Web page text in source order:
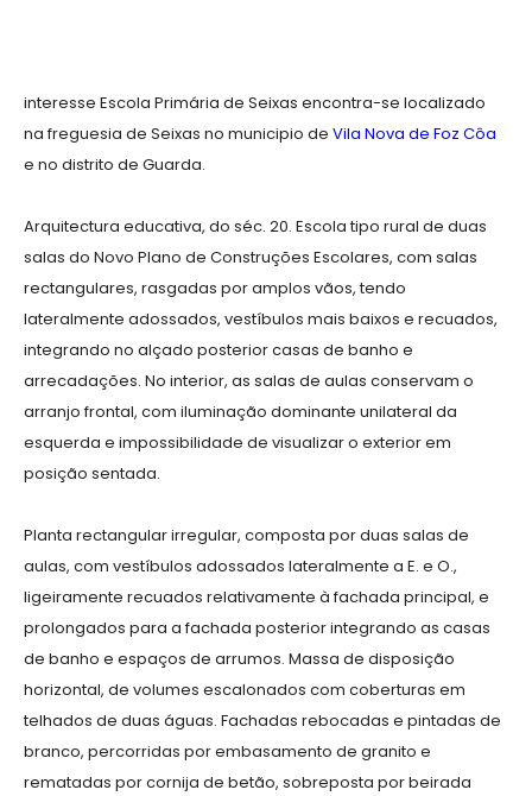
interesse Escola Primária de Seixas encontra-se localizado
na freguesia de Seixas no municipio de Vila Nova de Foz Côa
e no distrito de Guarda.
Arquitectura educativa, do séc. 20. Escola tipo rural de duas
salas do Novo Plano de Construções Escolares, com salas
rectangulares, rasgadas por amplos vãos, tendo
lateralmente adossados, vestíbulos mais baixos e recuados,
integrando no alçado posterior casas de banho e
arrecadações. No interior, as salas de aulas conservam o
arranjo frontal, com iluminação dominante unilateral da
esquerda e impossibilidade de visualizar o exterior em
posição sentada.
Planta rectangular irregular, composta por duas salas de
aulas, com vestíbulos adossados lateralmente a E. e O.,
ligeiramente recuados relativamente à fachada principal, e
prolongados para a fachada posterior integrando as casas
de banho e espaços de arrumos. Massa de disposição
horizontal, de volumes escalonados com coberturas em
telhados de duas águas. Fachadas rebocadas e pintadas de
branco, percorridas por embasamento de granito e
rematadas por cornija de betão, sobreposta por beirada